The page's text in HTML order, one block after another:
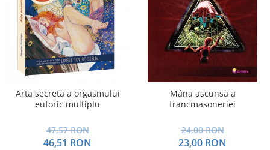
Povestiri
Relații de cuplu
Erotism
Psihologie practică
Lumea îngerilor
Inspiraţie divină
Arta secretă a orgasmului
euforic multiplu
47,57 RON
46,51 RON
Mâna ascunsă a
francmasoneriei
24,00 RON
23,00 RON